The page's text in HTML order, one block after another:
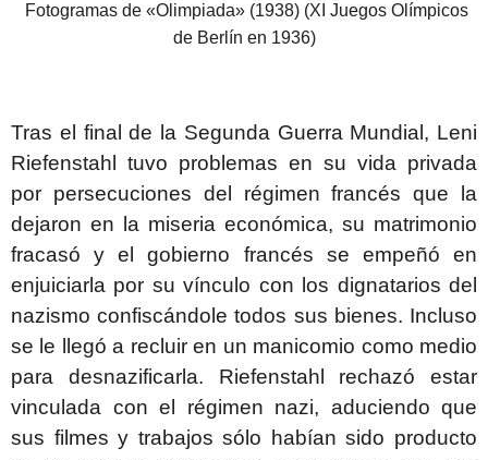
Fotogramas de «Olimpiada» (1938) (XI Juegos Olímpicos
de Berlín en 1936)
Tras el final de la Segunda Guerra Mundial, Leni
Riefenstahl tuvo problemas en su vida privada
por persecuciones del régimen francés que la
dejaron en la miseria económica, su matrimonio
fracasó y el gobierno francés se empeñó en
enjuiciarla por su vínculo con los dignatarios del
nazismo confiscándole todos sus bienes. Incluso
se le llegó a recluir en un manicomio como medio
para desnazificarla. Riefenstahl rechazó estar
vinculada con el régimen nazi, aduciendo que
sus filmes y trabajos sólo habían sido producto